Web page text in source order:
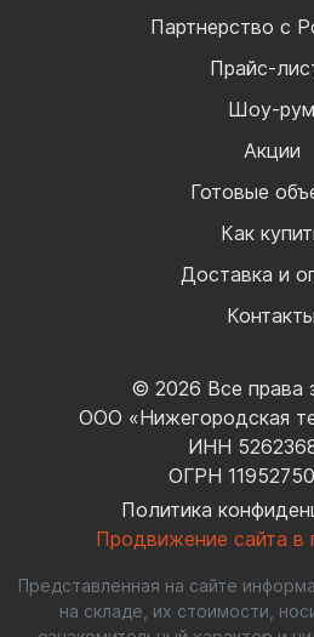
Партнерство с
Прайс-
Шоу-рум
Акции
Готовые
Как
Доставка и
Контакты
© 2026 Все права
ООО «Нижегородская
ИНН
ОГРН
Политика
Продвижение сайта в
Представленная на сайте
на складе, их стоимости,